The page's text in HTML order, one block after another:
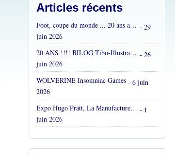
Articles récents
Foot, coupe du monde ... 20 ans après... - 29
juin 2026
20 ANS !!!! BILOG Tibo-Illustrations !! C'est fou ! - 26
juin 2026
WOLVERINE Insomniac Games - 6 juin
2026
Expo Hugo Pratt, La Manufacture, Aix en Provence, Mai 2026 - 1
juin 2026